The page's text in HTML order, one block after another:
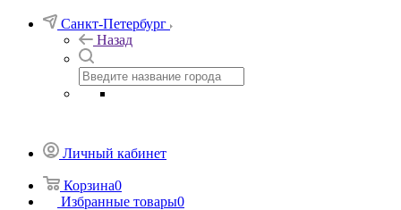
Санкт-Петербург
Назад
Личный кабинет
Корзина0
Избранные товары0